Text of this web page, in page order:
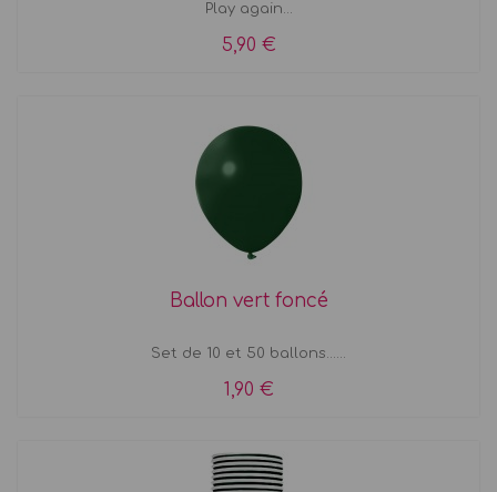
Play again...
5,90 €
Ballon vert foncé
Set de 10 et 50 ballons......
1,90 €